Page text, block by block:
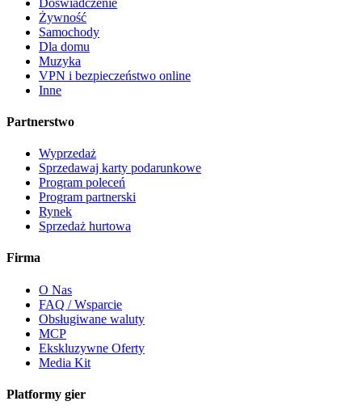
Żywność
Samochody
Dla domu
Muzyka
VPN i bezpieczeństwo online
Inne
Partnerstwo
Wyprzedaż
Sprzedawaj karty podarunkowe
Program poleceń
Program partnerski
Rynek
Sprzedaż hurtowa
Firma
O Nas
FAQ / Wsparcie
Obsługiwane waluty
MCP
Ekskluzywne Oferty
Media Kit
Platformy gier